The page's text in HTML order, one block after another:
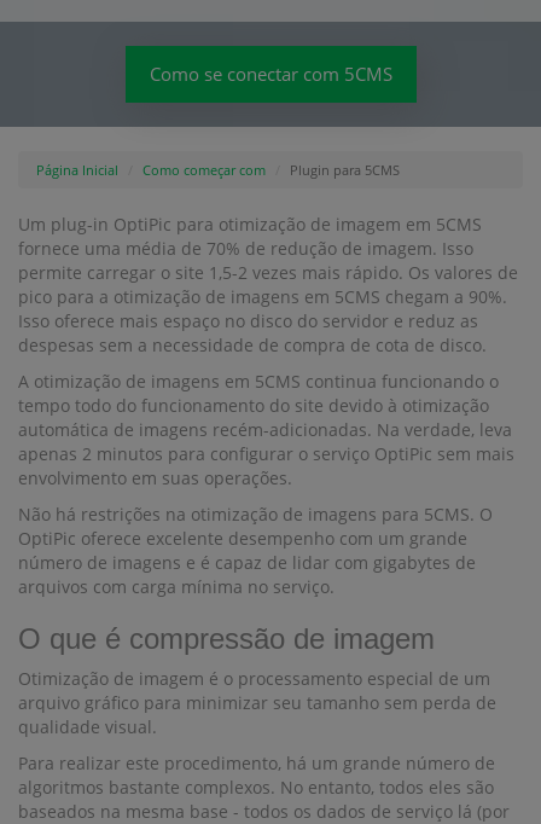
Como se conectar com 5CMS
Página Inicial Como começar com Plugin para 5CMS
Um plug-in OptiPic para otimização de imagem em 5CMS
fornece uma média de 70% de redução de imagem. Isso
permite carregar o site 1,5-2 vezes mais rápido. Os valores de
pico para a otimização de imagens em 5CMS chegam a 90%.
Isso oferece mais espaço no disco do servidor e reduz as
despesas sem a necessidade de compra de cota de disco.
A otimização de imagens em 5CMS continua funcionando o
tempo todo do funcionamento do site devido à otimização
automática de imagens recém-adicionadas. Na verdade, leva
apenas 2 minutos para configurar o serviço OptiPic sem mais
envolvimento em suas operações.
Não há restrições na otimização de imagens para 5CMS. O
OptiPic oferece excelente desempenho com um grande
número de imagens e é capaz de lidar com gigabytes de
arquivos com carga mínima no serviço.
O que é compressão de imagem
Otimização de imagem é o processamento especial de um
arquivo gráfico para minimizar seu tamanho sem perda de
qualidade visual.
Para realizar este procedimento, há um grande número de
algoritmos bastante complexos. No entanto, todos eles são
baseados na mesma base - todos os dados de serviço lá (por